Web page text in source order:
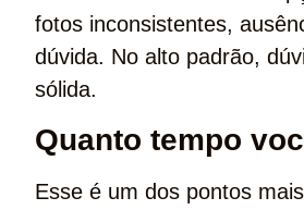
fotos inconsistentes,
dúvida. No alto padrão,
sólida.
Quanto tempo
Esse é um dos pontos